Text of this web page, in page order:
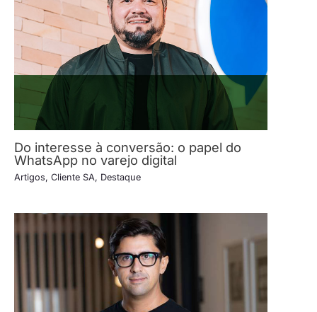
Do interesse à conversão: o papel do
WhatsApp no varejo digital
Artigos, Cliente SA, Destaque